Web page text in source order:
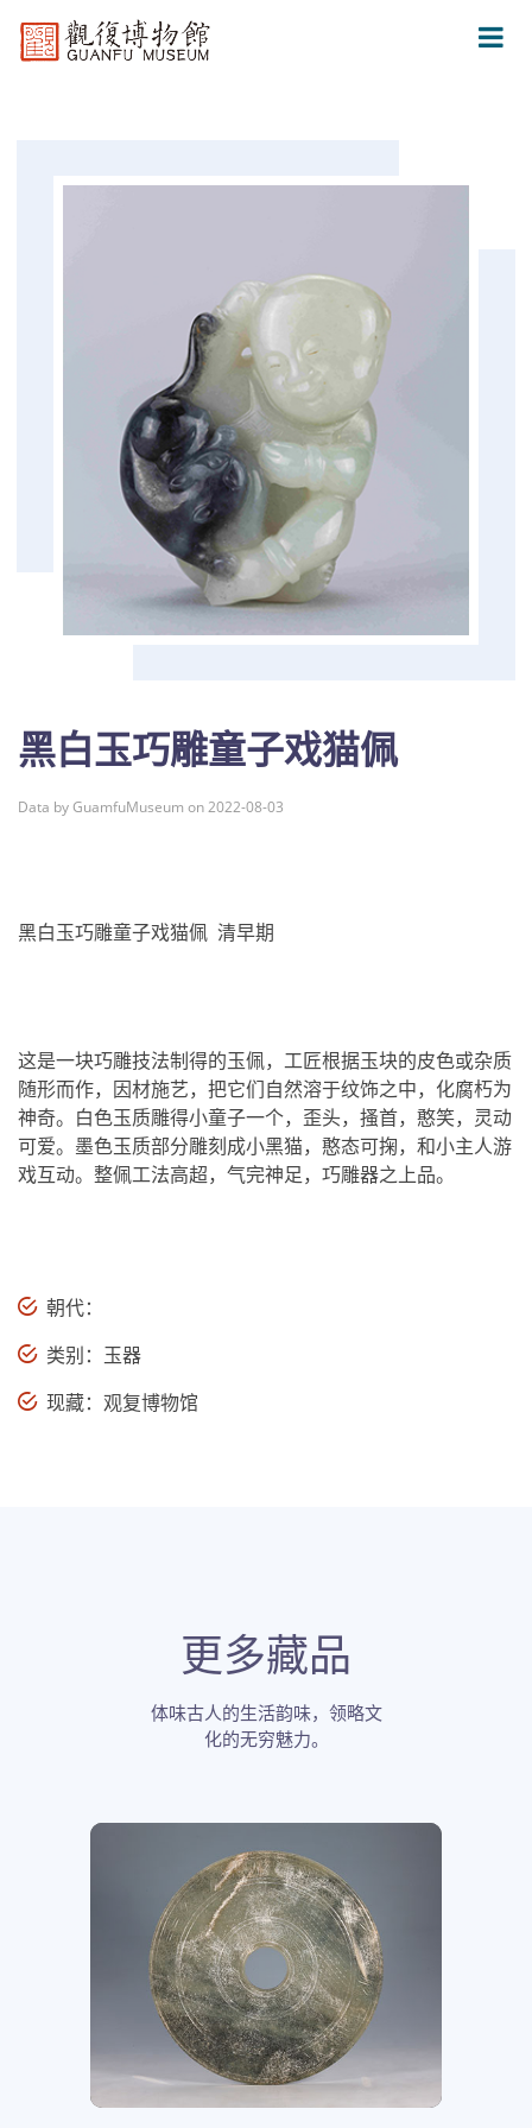
黑白玉巧雕童子戏猫佩
Data by GuamfuMuseum on 2022-08-03
黑白玉巧雕童子戏猫佩 清早期
这是一块巧雕技法制得的玉佩，工匠根据玉块的皮色或杂质
随形而作，因材施艺，把它们自然溶于纹饰之中，化腐朽为
神奇。白色玉质雕得小童子一个，歪头，搔首，憨笑，灵动
可爱。墨色玉质部分雕刻成小黑猫，憨态可掬，和小主人游
戏互动。整佩工法高超，气完神足，巧雕器之上品。
朝代：
类别：玉器
现藏：观复博物馆
更多藏品
体味古人的生活韵味，领略文
化的无穷魅力。